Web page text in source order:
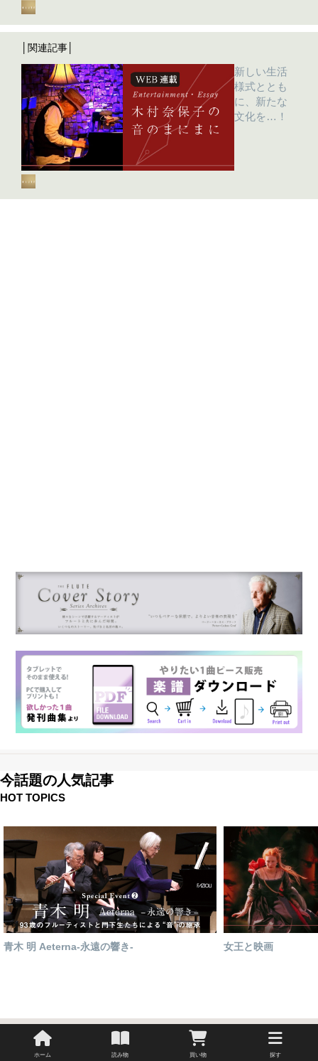
ホーム 読み物 買い物 探す
│関連記事│
新しい生活
様式ととも
に、新たな
文化を…！
今話題の人気記事
HOT TOPICS
青木 明 Aeterna-永遠の響き- 女王と映画